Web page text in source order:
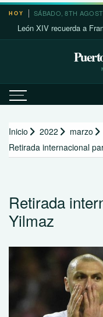
Saltar
contenido
HOY SÁBADO, 8TH
XIV recuerda a
Inicio 2022 marzo
Retirada internacional
Retirada
Yilmaz